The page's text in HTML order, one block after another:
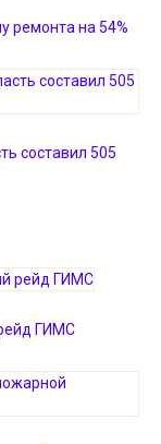
ремонта на 54%
составил 505
ГИМС